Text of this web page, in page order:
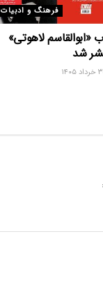
فرهنگ و ادبیات
«ابوالقاسم لاهوتی»
شد